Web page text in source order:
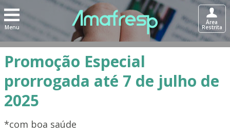
Menu
Área
Restrita
Promoção Especial
prorrogada até 7 de julho de
2025
*com boa saúde